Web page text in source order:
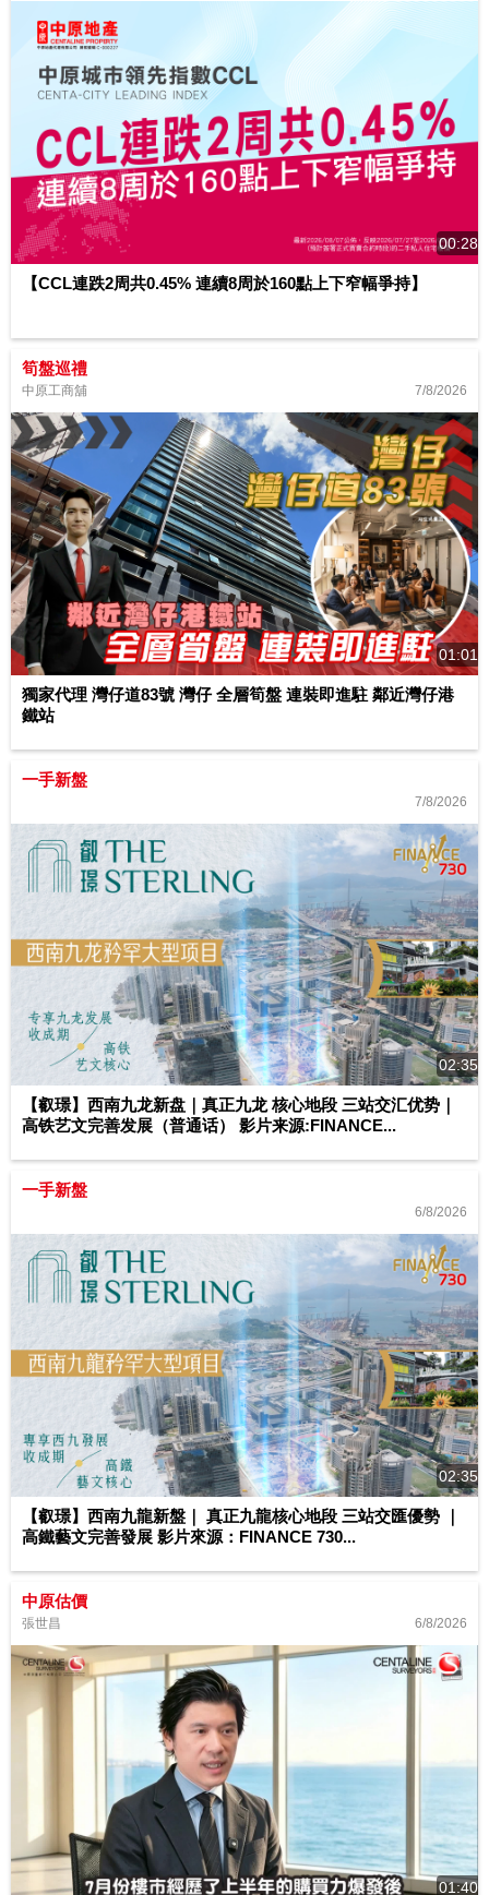
00:28
【CCL連跌2周共0.45% 連續8周於160點上下窄幅爭持】
筍盤巡禮
中原工商舖 7/8/2026
01:01
獨家代理 灣仔道83號 灣仔 全層筍盤 連裝即進駐 鄰近灣仔港
鐵站
一手新盤
7/8/2026
02:35
【叡璟】西南九龙新盘｜真正九龙 核心地段 三站交汇优势｜
高铁艺文完善发展（普通话） 影片来源:FINANCE...
一手新盤
6/8/2026
02:35
【叡璟】西南九龍新盤｜ 真正九龍核心地段 三站交匯優勢 ｜
高鐵藝文完善發展 影片來源：FINANCE 730...
中原估價
張世昌 6/8/2026
01:40